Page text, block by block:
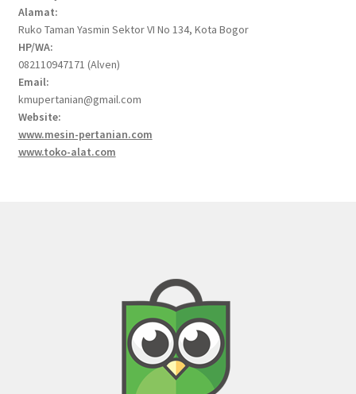
Alamat:
Ruko Taman Yasmin Sektor VI No 134, Kota Bogor
HP/WA:
082110947171 (Alven)
Email:
kmupertanian@gmail.com
Website:
www.mesin-pertanian.com
www.toko-alat.com